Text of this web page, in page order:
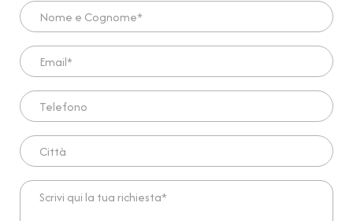
Nome e Cognome*
Email*
Telefono
Città
Scrivi qui la tua richiesta*